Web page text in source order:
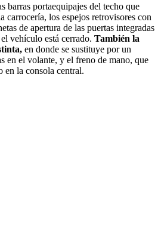
barras portaequipajes del techo que
carrocería, los espejos retrovisores con
de apertura de las puertas integradas
vehículo está cerrado. También la
en donde se sustituye por un
en el volante, y el freno de mano, que
en la consola central.